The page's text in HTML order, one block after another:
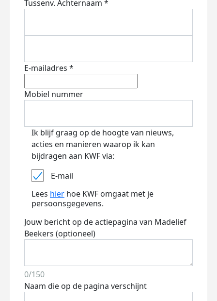
Tussenv. Achternaam *
E-mailadres *
Mobiel nummer
Ik blijf graag op de hoogte van nieuws,
acties en manieren waarop ik kan
bijdragen aan KWF via:
E-mail
Lees hier hoe KWF omgaat met je
persoonsgegevens.
Jouw bericht op de actiepagina van Madelief
Beekers (optioneel)
0/150
Naam die op de pagina verschijnt